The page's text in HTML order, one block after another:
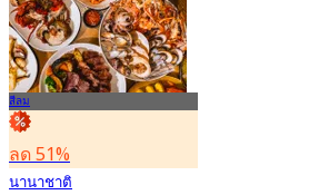
15.1K การจอง
จาก฿ 595
สีลม
ลด 51%
นานาชาติ